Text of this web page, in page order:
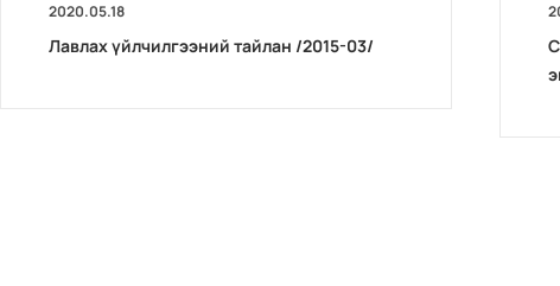
2020.05.18
Лавлах үйлчилгээний тайлан /2015-03/